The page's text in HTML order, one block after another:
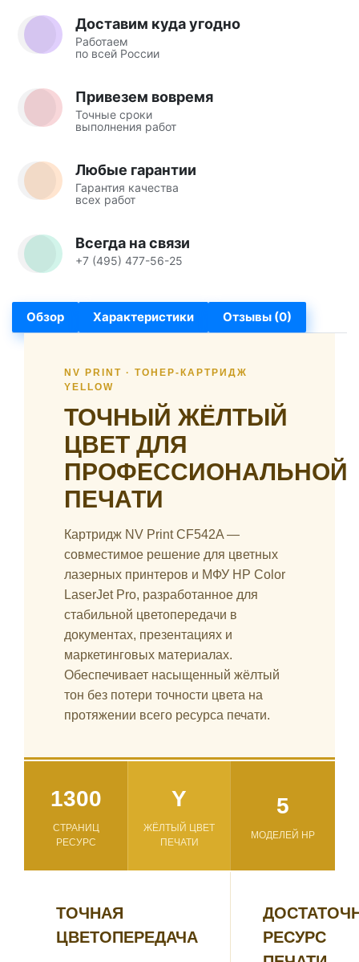
Доставим куда угодно
Работаем
по всей России
Привезем вовремя
Точные сроки
выполнения работ
Любые гарантии
Гарантия качества
всех работ
Всегда на связи
+7 (495) 477-56-25
Обзор Характеристики Отзывы (0)
NV PRINT · ТОНЕР-КАРТРИДЖ
YELLOW
ТОЧНЫЙ ЖЁЛТЫЙ
ЦВЕТ ДЛЯ
ПРОФЕССИОНАЛЬНОЙ
ПЕЧАТИ
Картридж NV Print CF542A —
совместимое решение для цветных
лазерных принтеров и МФУ HP Color
LaserJet Pro, разработанное для
стабильной цветопередачи в
документах, презентациях и
маркетинговых материалах.
Обеспечивает насыщенный жёлтый
тон без потери точности цвета на
протяжении всего ресурса печати.
1300
СТРАНИЦ
РЕСУРС
Y
ЖЁЛТЫЙ ЦВЕТ
ПЕЧАТИ
5
МОДЕЛЕЙ HP
ТОЧНАЯ
ЦВЕТОПЕРЕДАЧА
РЕСУРС